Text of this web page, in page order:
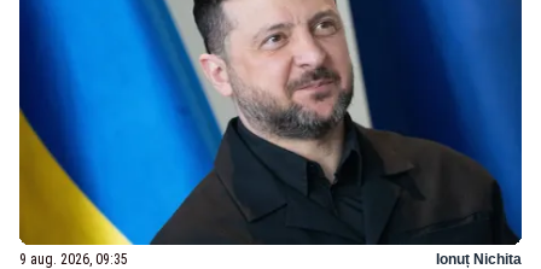
9 aug. 2026, 09:35 Ionuț Nichita